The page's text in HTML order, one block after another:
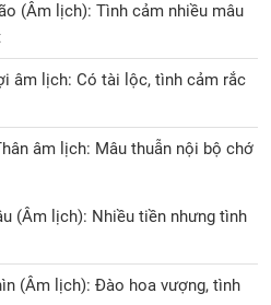
(Âm lịch): Tình cảm nhiều mâu
âm lịch: Có tài lộc, tình cảm rắc
âm lịch: Mâu thuẫn nội bộ chớ
(Âm lịch): Nhiều tiền nhưng tình
(Âm lịch): Đào hoa vượng, tình